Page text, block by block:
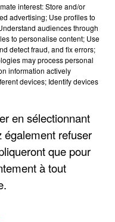
de
lui
LES
interest: Store and/or
advertising; Use profiles to
audiences through
to personalise content; Use
detect fraud, and fix errors;
may process personal
information actively
devices; Identify devices
en sélectionnant
également refuser
que pour
à tout